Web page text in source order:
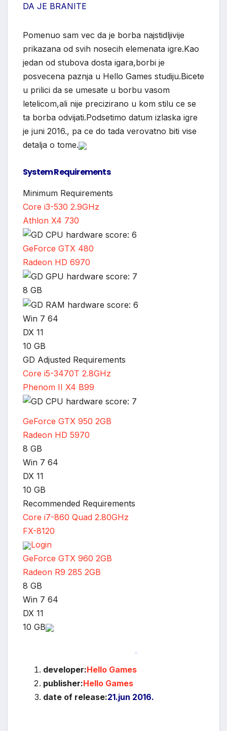
DA JE BRANITE
Pomenuo sam vec da je borba najstidljivije
prikazana od svih nosecih elemenata igre.Kao
jedan od stubova dosta igara,borbi je
posvecena paznja u Hello Games studiju.Bicete
u prilici da se umesate u borbu vasom
letelicom,ali nije precizirano u kom stilu ce se
ta borba odvijati.Podsetimo datum izlaska igre
je juni 2016., pa ce do tada verovatno biti vise
detalja o tome.
System Requirements
Minimum Requirements
Core i3-530 2.9GHz
Athlon X4 730
GeForce GTX 480
Radeon HD 6970
8 GB
Win 7 64
DX 11
10 GB
GD Adjusted Requirements
Core i5-3470T 2.8GHz
Phenom II X4 B99
GeForce GTX 950 2GB
Radeon HD 5970
8 GB
Win 7 64
DX 11
10 GB
Recommended Requirements
Core i7-860 Quad 2.80GHz
FX-8120
Login
GeForce GTX 960 2GB
Radeon R9 285 2GB
8 GB
Win 7 64
DX 11
10 GB
developer:Hello Games
publisher:Hello Games
date of release:21.jun 2016.